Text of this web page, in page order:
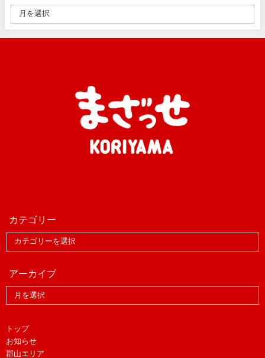
カテゴリー
アーカイブ
トップ
お知らせ
郡山エリア